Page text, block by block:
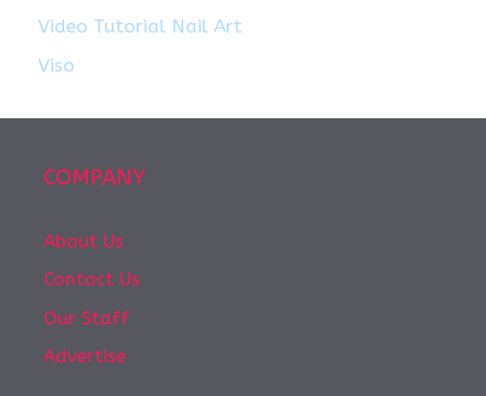
Video Tutorial Nail Art
Viso
COMPANY
About Us
Contact Us
Our Staff
Advertise